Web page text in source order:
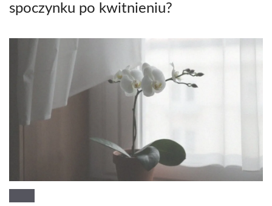
spoczynku po kwitnieniu?